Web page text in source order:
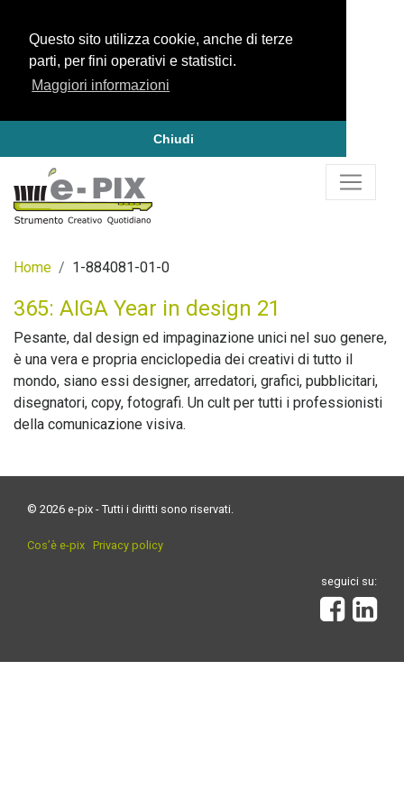
Questo sito utilizza cookie, anche di terze
parti, per fini operativi e statistici.
Maggiori informazioni
Chiudi
Home 1-884081-01-0
365: AIGA Year in design 21
Pesante, dal design ed impaginazione unici nel suo genere,
è una vera e propria enciclopedia dei creativi di tutto il
mondo, siano essi designer, arredatori, grafici, pubblicitari,
disegnatori, copy, fotografi. Un cult per tutti i professionisti
della comunicazione visiva.
© 2026 e-pix - Tutti i diritti sono riservati.
Cos’è e-pix Privacy policy
seguici su: